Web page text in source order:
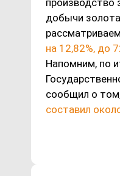
производство
добычи
на 12,82%, до
Напомним, по
сообщил о
составил